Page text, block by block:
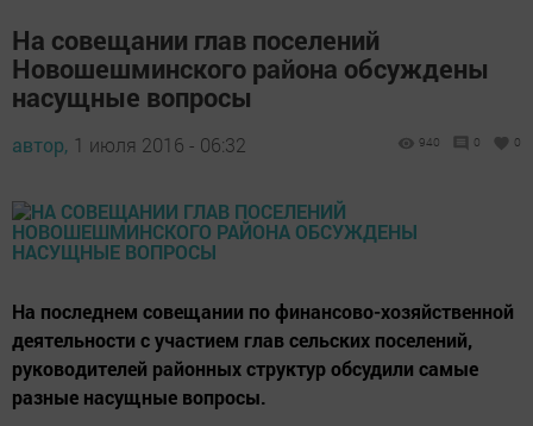
На совещании глав поселений
Новошешминского района обсуждены
насущные вопросы
автор, 1 июля 2016 - 06:32 940 0 0
На последнем совещании по финансово-хозяйственной
деятельности с участием глав сельских поселений,
руководителей районных структур обсудили самые
разные насущные вопросы.